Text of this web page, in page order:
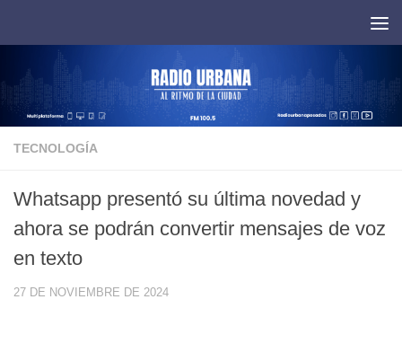
TECNOLOGÍA
Whatsapp presentó su última novedad y
ahora se podrán convertir mensajes de voz
en texto
27 DE NOVIEMBRE DE 2024